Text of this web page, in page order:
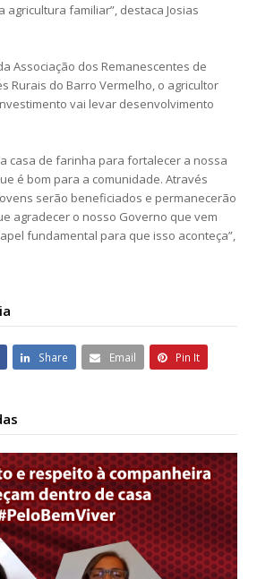
agricultura familiar”, destaca Josias
Associação dos Remanescentes de
Rurais do Barro Vermelho, o agricultor
vai levar desenvolvimento
casa de farinha para fortalecer a nossa
é bom para a comunidade. Através
serão beneficiados e permanecerão
agradecer o nosso Governo que vem
fundamental para que isso aconteça”,
Share Email Pin It